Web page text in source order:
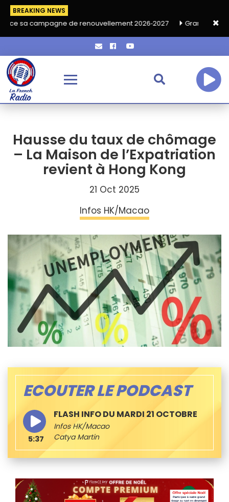
BREAKING NEWS
de renouvellement 2026‑2027 Grand café de rentrée HKA
Hausse du taux de chômage
– La Maison de l’Expatriation
revient à Hong Kong
21 Oct 2025
Infos HK/Macao
ECOUTER LE PODCAST
FLASH INFO DU MARDI 21 OCTOBRE
Infos HK/Macao
Catya Martin
5:37